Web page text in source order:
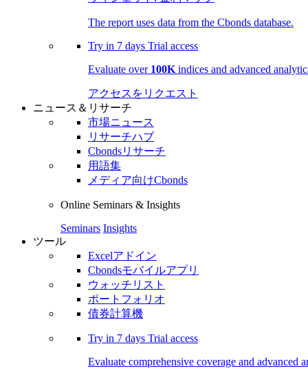
The report uses data from the Cbonds database.
Try in 7 days Trial access
Evaluate over 100K indices and advanced
アクセスをリクエスト
ニュース＆リサーチ
市場ニュース
リサーチハブ
Cbondsリサーチ
用語集
メディア向けCbonds
Online Seminars & Insights
Seminars Insights
ツール
Excelアドイン
Cbondsモバイルアプリ
ウォッチリスト
ポートフォリオ
債券計算機
Try in 7 days Trial access
Evaluate comprehensive coverage and advanced